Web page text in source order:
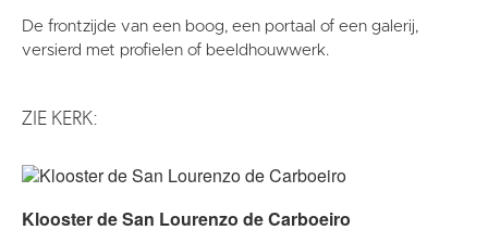
De frontzijde van een boog, een portaal of een galerij,
versierd met profielen of beeldhouwwerk.
ZIE KERK:
Klooster de San Lourenzo de Carboeiro